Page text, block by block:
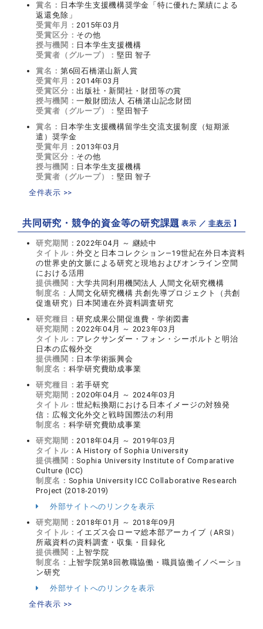
賞名： 日本学生支援機構奨学金「特に優れた業績による
返還免除」
受賞年月：2015年03月
受賞区分： その他
授与機関： 日本学生支援機構
受賞者（グループ）：堅田 智子
賞名： 第6回石橋湛山新人賞
受賞年月：2014年03月
受賞区分：出版社・新聞社・財団等の賞
授与機関：一般財団法人 石橋湛山記念財団
受賞者（グループ）：堅田智子
賞名： 日本学生支援機構留学生交流支援制度（短期派
遣）奨学金
受賞年月：2013年03月
受賞区分： その他
授与機関： 日本学生支援機構
受賞者（グループ）：堅田 智子
全件表示 >>
共同研究・競争的資金等の研究課題【 表示 ／非表示 】
研究期間：2022年04月 ～ 継続中
タイトル：外交と日本コレクション―19世紀在外日本資料
の世界史的文脈による研究と現地およびオンライン空間
における活用
提供機関： 大学共同利用機関法人 人間文化研究機構
制度名： 人間文化研究機構 共創先導プロジェクト（共創
促進研究）日本関連在外資料調査研究
研究種目：研究成果公開促進費・学術図書
研究期間：2022年04月 ～ 2023年03月
タイトル： アレクサンダー・フォン・シーボルトと明治
日本の広報外交
提供機関： 日本学術振興会
制度名： 科学研究費助成事業
研究種目：若手研究
研究期間：2020年04月 ～ 2024年03月
タイトル：世紀転換期における日本イメージの対独発
信：広報文化外交と戦時国際法の利用
制度名： 科学研究費助成事業
研究期間：2018年04月 ～ 2019年03月
タイトル：A History of Sophia University
提供機関： Sophia University Institute of Comparative
Culture (ICC)
制度名： Sophia University ICC Collaborative Research
Project (2018-2019)
外部サイトへのリンクを表示
研究期間：2018年01月 ～ 2018年09月
タイトル： イエズス会ローマ総本部アーカイブ（ARSI）
所蔵資料の資料調査・収集・目録化
提供機関：上智学院
制度名： 上智学院第8回教職協働・職員協働イノベーショ
ン研究
外部サイトへのリンクを表示
全件表示 >>